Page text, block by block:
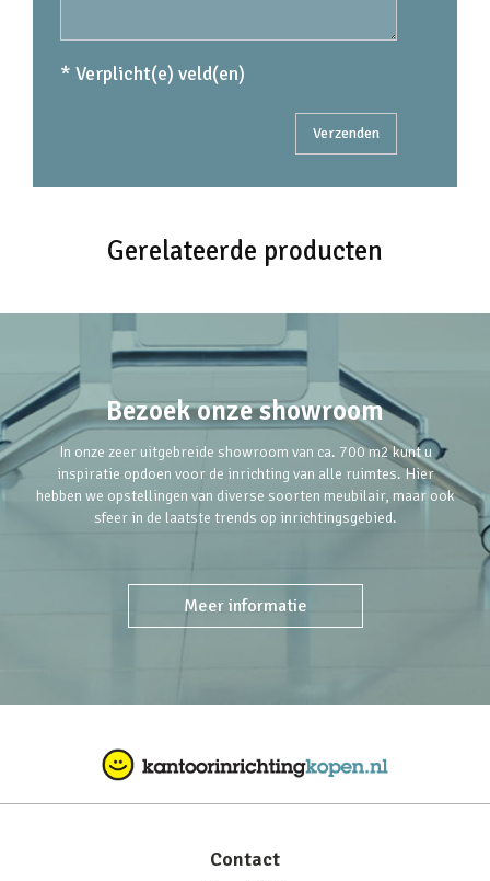
* Verplicht(e) veld(en)
Gerelateerde producten
Bezoek onze showroom
In onze zeer uitgebreide showroom van ca. 700 m2 kunt u
inspiratie opdoen voor de inrichting van alle ruimtes. Hier
hebben we opstellingen van diverse soorten meubilair, maar ook
sfeer in de laatste trends op inrichtingsgebied.
Meer informatie
Contact